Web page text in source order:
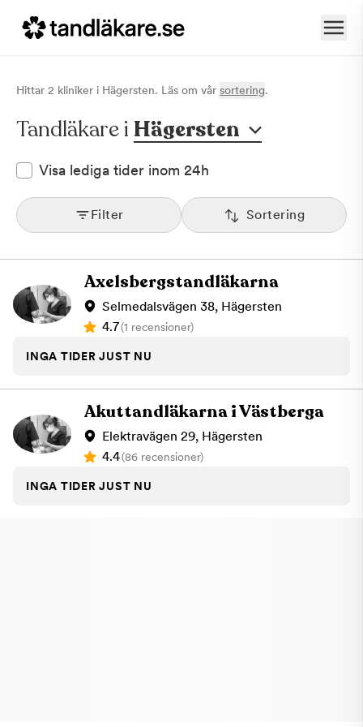
Hittar 2 kliniker i Hägersten. Läs om vår sortering.
Tandläkare i Hägersten
Visa lediga tider inom 24h
Filter Sortering
Axelsbergstandläkarna
Selmedalsvägen 38, Hägersten
4.7(1 recensioner)
INGA TIDER JUST NU
Akuttandläkarna i Västberga
Elektravägen 29, Hägersten
4.4(86 recensioner)
INGA TIDER JUST NU